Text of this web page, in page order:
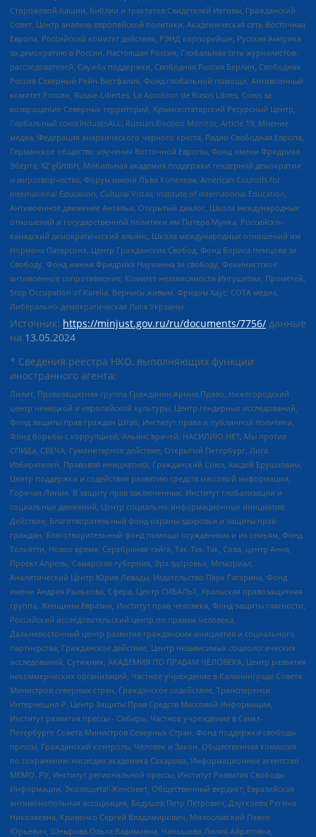
Сторожевой башни, Библии и трактатов Свидетелей Иеговы, Гражданский
Совет, Центр анализа европейской политики, Академическая сеть Восточная
Европа, Российский комитет действия, РЭНД корпорейшн, Русская Америка
за демократию в России, Настоящая Россия, Глобальная сеть журналистов-
расследователей, Служба поддержки, Свободная Россия Берлин, Свободная
Россия Северный Рейн-Вестфалия, Фонд глобальной помощи, Антивоенный
комитет России, Russie-Libertes, La Asocicion de Rusos Libres, Союз за
возвращение Северных территорий, Крымскотатарский Ресурсный Центр,
Глобальный союз IndustriALL, Russian Election Monitor, Article 19, Мнение
медиа, Федерация анархического черного креста, Радио Свободная Европа,
Германское общество изучения Восточной Европы, Фонд имени Фридриха
Эберта, XZ gGmbH, Мобильная академия поддержки гендерной демократии
и миротворчества, Форум имени Льва Копелева, American Councils for
International Education, Cultural Vistas, Institute of International Education,
Антивоенное движение Антальи, Открытый диалог, Школа международных
отношений и государственной политики им Питера Мунка, Российско-
канадский демократический альянс, Школа международных отношений им
Нормана Патерсона, Центр Гражданских Свобод, Фонд Бориса Немцова за
Свободу, Фонд имени Фридриха Науманна за свободу, Феминистское
антивоенное сопротивление, Комитет независимости Ингушетии, Прометей,
Stop Occupation of Karelia, Вернись живым, Фридом Хаус, СОТА медиа,
Либерально-демократическая Лига Украины
Источник: https://minjust.gov.ru/ru/documents/7756/ данные
на 13.05.2024
* Сведения реестра НКО, выполняющих функции
иностранного агента:
Лилит, Правозащитная группа Гражданин.Армия.Право, Нижегородский
центр немецкой и европейской культуры, Центр гендерных исследований,
Фонд защиты прав граждан Штаб, Институт права и публичной политики,
Фонд борьбы с коррупцией, Альянс врачей, НАСИЛИЮ.НЕТ, Мы против
СПИДа, СВЕЧА, Гуманитарное действие, Открытый Петербург, Лига
Избирателей, Правовая инициатива, Гражданский Союз, Хасдей Ерушалаим,
Центр поддержки и содействия развитию средств массовой информации,
Горячая Линия, В защиту прав заключенных, Институт глобализации и
социальных движений, Центр социально-информационных инициатив
Действие, Благотворительный фонд охраны здоровья и защиты прав
граждан, Благотворительный фонд помощи осужденным и их семьям, Фонд
Тольятти, Новое время, Серебряная тайга, Так-Так-Так, Сова, центр Анна,
Проект Апрель, Самарская губерния, Эра здоровья, Мемориал,
Аналитический Центр Юрия Левады, Издательство Парк Гагарина, Фонд
имени Андрея Рылькова, Сфера, Центр СИБАЛЬТ, Уральская правозащитная
группа, Женщины Евразии, Институт прав человека, Фонд защиты гласности,
Российский исследовательский центр по правам человека,
Дальневосточный центр развития гражданских инициатив и социального
партнерства, Гражданское действие, Центр независимых социологических
исследований, Сутяжник, АКАДЕМИЯ ПО ПРАВАМ ЧЕЛОВЕКА, Центр развития
некоммерческих организаций, Частное учреждение в Калининграде Совета
Министров северных стран, Гражданское содействие, Трансперенси
Интернешнл-Р, Центр Защиты Прав Средств Массовой Информации,
Институт развития прессы - Сибирь, Частное учреждение в Санкт-
Петербурге Совета Министров Северных Стран, Фонд поддержки свободы
прессы, Гражданский контроль, Человек и Закон, Общественная комиссия
по сохранению наследия академика Сахарова, Информационное агентство
МЕМО. РУ, Институт региональной прессы, Институт Развития Свободы
Информации, Экозащита!-Женсовет, Общественный вердикт, Евразийская
антимонопольная ассоциация, Бедушев Петр Петрович, Дзугкоева Регина
Николаевна, Кривенко Сергей Владимирович, Милославский Павел
Юрьевич, Шнырова Ольга Вадимовна, Чанышева Лилия Айратовна,